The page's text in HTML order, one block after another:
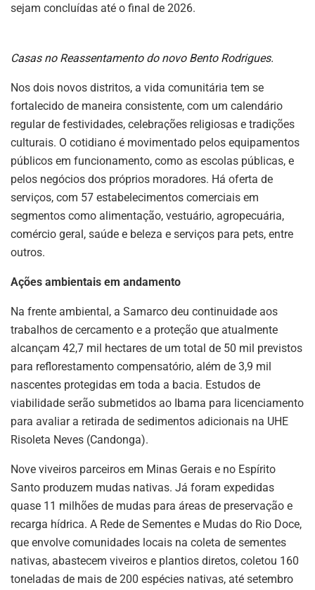
sejam concluídas até o final de 2026.
Casas no Reassentamento do novo Bento Rodrigues.
Nos dois novos distritos, a vida comunitária tem se
fortalecido de maneira consistente, com um calendário
regular de festividades, celebrações religiosas e tradições
culturais. O cotidiano é movimentado pelos equipamentos
públicos em funcionamento, como as escolas públicas, e
pelos negócios dos próprios moradores. Há oferta de
serviços, com 57 estabelecimentos comerciais em
segmentos como alimentação, vestuário, agropecuária,
comércio geral, saúde e beleza e serviços para pets, entre
outros.
Ações ambientais em andamento
Na frente ambiental, a Samarco deu continuidade aos
trabalhos de cercamento e a proteção que atualmente
alcançam 42,7 mil hectares de um total de 50 mil previstos
para reflorestamento compensatório, além de 3,9 mil
nascentes protegidas em toda a bacia. Estudos de
viabilidade serão submetidos ao Ibama para licenciamento
para avaliar a retirada de sedimentos adicionais na UHE
Risoleta Neves (Candonga).
Nove viveiros parceiros em Minas Gerais e no Espírito
Santo produzem mudas nativas. Já foram expedidas
quase 11 milhões de mudas para áreas de preservação e
recarga hídrica. A Rede de Sementes e Mudas do Rio Doce,
que envolve comunidades locais na coleta de sementes
nativas, abastecem viveiros e plantios diretos, coletou 160
toneladas de mais de 200 espécies nativas, até setembro